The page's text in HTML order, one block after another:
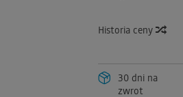
Historia ceny
30 dni na
zwrot